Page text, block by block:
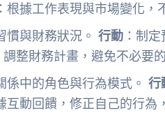
：根據工作表現與市場變化，
慣與財務狀況。 行動 ：制
整財務計畫，避免不必要
係中的角色與行為模式。 行
互動回饋，修正自己的行為